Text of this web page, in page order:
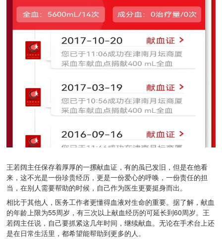
王若阔主任保存着厚厚的一摞献血证，有的虽已发旧，但是在他看
来，这不光是一份珍贵经历，更是一份爱心的呼唤，一份责任的担
当，在别人需要帮助的时候，自己作为医生更要挺身而出。
相比于其他人，医务工作者更懂得血液对生命的重要。据了解，献血
的年龄上限为55周岁，有三次以上献血经历的可延长到60周岁。王
若阔主任说，自己要抓紧这几年时间，继续献血。无论在手术台上还
是在日常生活里，都希望能帮助到更多的人。